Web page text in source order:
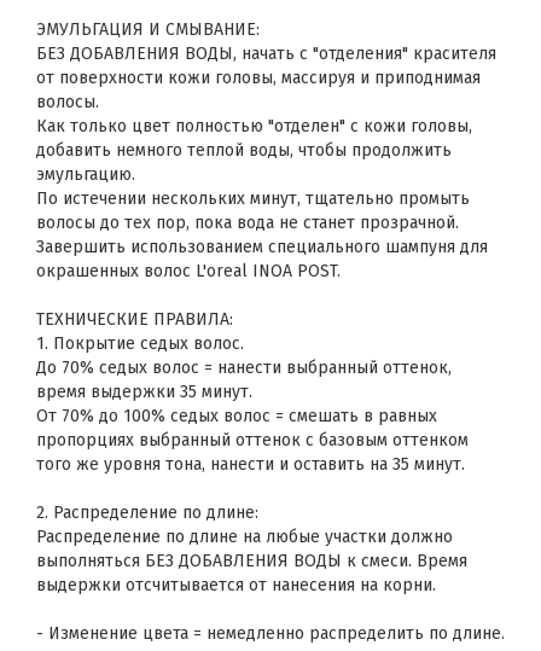
ЭМУЛЬГАЦИЯ И СМЫВАНИЕ:
БЕЗ ДОБАВЛЕНИЯ ВОДЫ, начать с "отделения" красителя
от поверхности кожи головы, массируя и приподнимая
волосы.
Как только цвет полностью "отделен" с кожи головы,
добавить немного теплой воды, чтобы продолжить
эмульгацию.
По истечении нескольких минут, тщательно промыть
волосы до тех пор, пока вода не станет прозрачной.
Завершить использованием специального шампуня для
окрашенных волос L'oreal INOA POST.
ТЕХНИЧЕСКИЕ ПРАВИЛА:
1. Покрытие седых волос.
До 70% седых волос = нанести выбранный оттенок,
время выдержки 35 минут.
От 70% до 100% седых волос = смешать в равных
пропорциях выбранный оттенок с базовым оттенком
того же уровня тона, нанести и оставить на 35 минут.
2. Распределение по длине:
Распределение по длине на любые участки должно
выполняться БЕЗ ДОБАВЛЕНИЯ ВОДЫ к смеси. Время
выдержки отсчитывается от нанесения на корни.
- Изменение цвета = немедленно распределить по длине.